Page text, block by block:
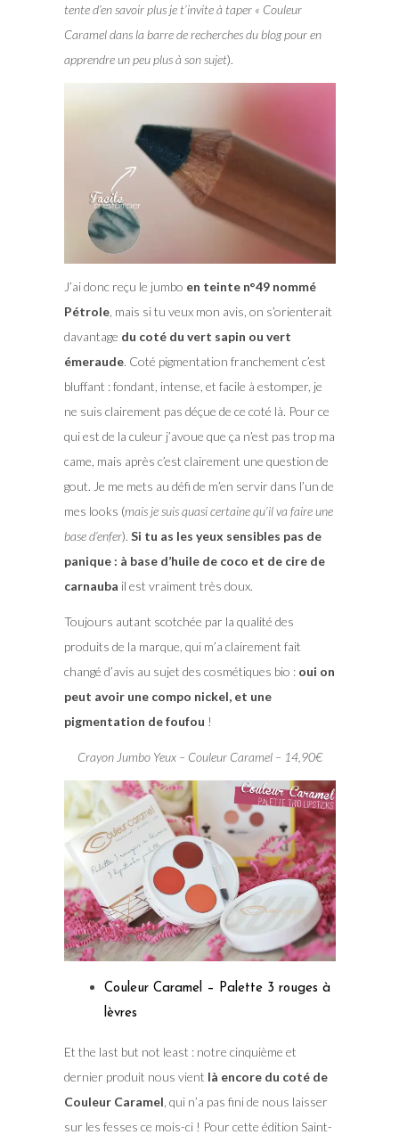
tente d’en savoir plus je t’invite à taper « Couleur
Caramel dans la barre de recherches du blog pour en
apprendre un peu plus à son sujet).
J’ai donc reçu le jumbo en teinte n°49 nommé
Pétrole, mais si tu veux mon avis, on s’orienterait
davantage du coté du vert sapin ou vert
émeraude. Coté pigmentation franchement c’est
bluffant : fondant, intense, et facile à estomper, je
ne suis clairement pas déçue de ce coté là. Pour ce
qui est de la culeur j’avoue que ça n’est pas trop ma
came, mais après c’est clairement une question de
gout. Je me mets au défi de m’en servir dans l’un de
mes looks (mais je suis quasi certaine qu’il va faire une
base d’enfer). Si tu as les yeux sensibles pas de
panique : à base d’huile de coco et de cire de
carnauba il est vraiment très doux.
Toujours autant scotchée par la qualité des
produits de la marque, qui m’a clairement fait
changé d’avis au sujet des cosmétiques bio :oui on
peut avoir une compo nickel, et une
pigmentation de foufou !
Crayon Jumbo Yeux – Couleur Caramel – 14,90€
Couleur Caramel – Palette 3 rouges à
lèvres
Et the last but not least : notre cinquième et
dernier produit nous vient là encore du coté de
Couleur Caramel , qui n’a pas fini de nous laisser
sur les fesses ce mois-ci ! Pour cette édition Saint-